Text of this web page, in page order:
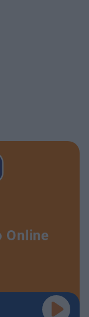
Online